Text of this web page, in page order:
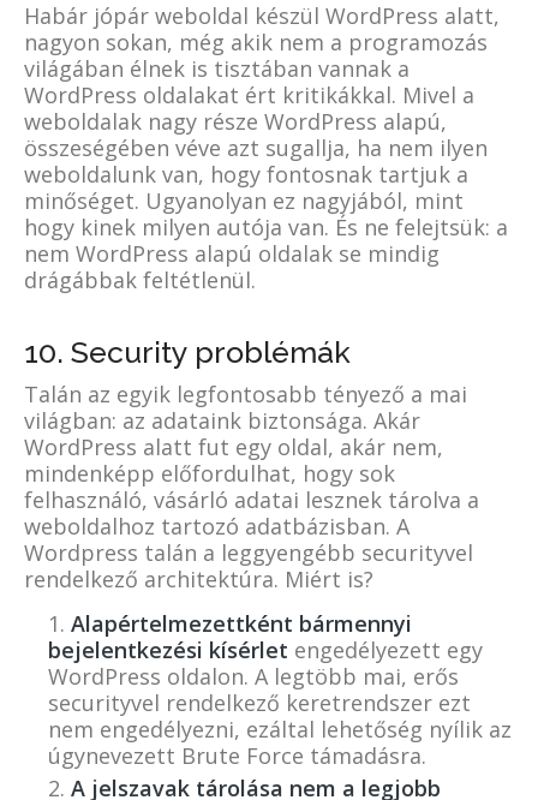
Habár jópár weboldal készül WordPress alatt,
nagyon sokan, még akik nem a programozás
világában élnek is tisztában vannak a
WordPress oldalakat ért kritikákkal. Mivel a
weboldalak nagy része WordPress alapú,
összeségében véve azt sugallja, ha nem ilyen
weboldalunk van, hogy fontosnak tartjuk a
minőséget. Ugyanolyan ez nagyjából, mint
hogy kinek milyen autója van. És ne felejtsük: a
nem WordPress alapú oldalak se mindig
drágábbak feltétlenül.
10. Security problémák
Talán az egyik legfontosabb tényező a mai
világban: az adataink biztonsága. Akár
WordPress alatt fut egy oldal, akár nem,
mindenképp előfordulhat, hogy sok
felhasználó, vásárló adatai lesznek tárolva a
weboldalhoz tartozó adatbázisban. A
Wordpress talán a leggyengébb securityvel
rendelkező architektúra. Miért is?
Alapértelmezettként bármennyi
bejelentkezési kísérlet engedélyezett egy
WordPress oldalon. A legtöbb mai, erős
securityvel rendelkező keretrendszer ezt
nem engedélyezni, ezáltal lehetőség nyílik az
úgynevezett Brute Force támadásra.
A jelszavak tárolása nem a legjobb